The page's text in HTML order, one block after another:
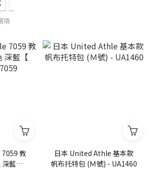
項
教
日本 United Athle 基本款
帆布托特包 (Ｍ號) - UA1460